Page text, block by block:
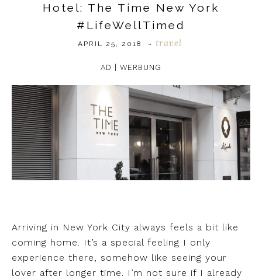
Hotel: The Time New York
#LifeWellTimed
APRIL 25, 2018 ~ travel
AD | WERBUNG
Arriving in New York City always feels a bit like
coming home. It’s a special feeling I only
experience there, somehow like seeing your
lover after longer time. I’m not sure if I already